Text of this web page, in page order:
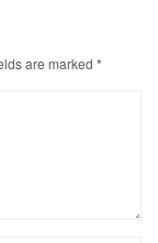
are marked *